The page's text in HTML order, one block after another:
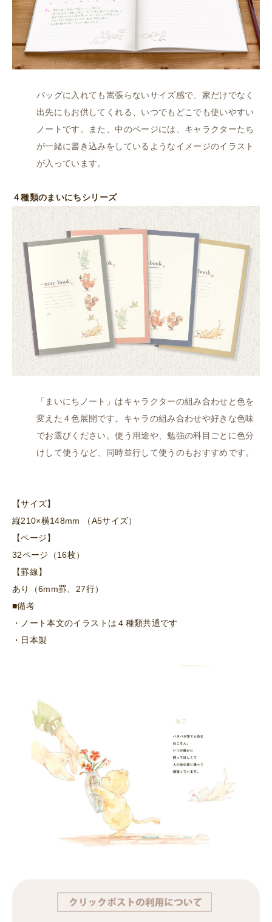
バッグに入れても嵩張らないサイズ感で、家だけでなく
出先にもお供してくれる、いつでもどこでも使いやすい
ノートです。また、中のページには、キャラクターたち
が一緒に書き込みをしているようなイメージのイラスト
が入っています。
４種類のまいにちシリーズ
「まいにちノート」はキャラクターの組み合わせと色を
変えた４色展開です。キャラの組み合わせや好きな色味
でお選びください。使う用途や、勉強の科目ごとに色分
けして使うなど、同時並行して使うのもおすすめです。
【サイズ】
縦210×横148mm （A5サイズ）
【ページ】
32ページ（16枚）
【罫線】
あり（6mm罫、27行）
■備考
・ノート本文のイラストは４種類共通です
・日本製